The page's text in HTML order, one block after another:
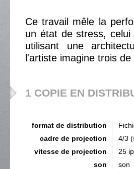
Ce travail mêle la
un état de stress,
utilisant une
l'artiste imagine trois
1 COPIE EN
format de distribution
cadre de projection
4/3
vitesse de projection
25
son
son